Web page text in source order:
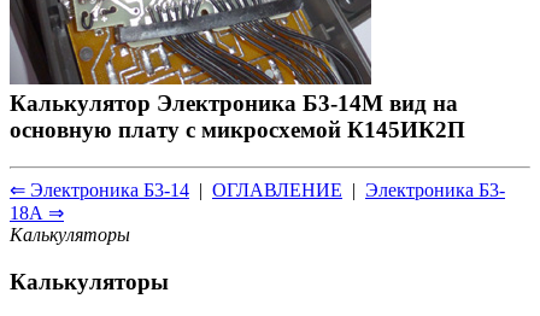
Калькулятор Электроника Б3-14М вид на
основную плату с микросхемой К145ИК2П
⇐ Электроника Б3-14 | ОГЛАВЛЕНИЕ | Электроника Б3-
18А ⇒
Калькуляторы
Калькуляторы